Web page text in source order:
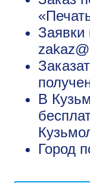
Заявки
В
Город